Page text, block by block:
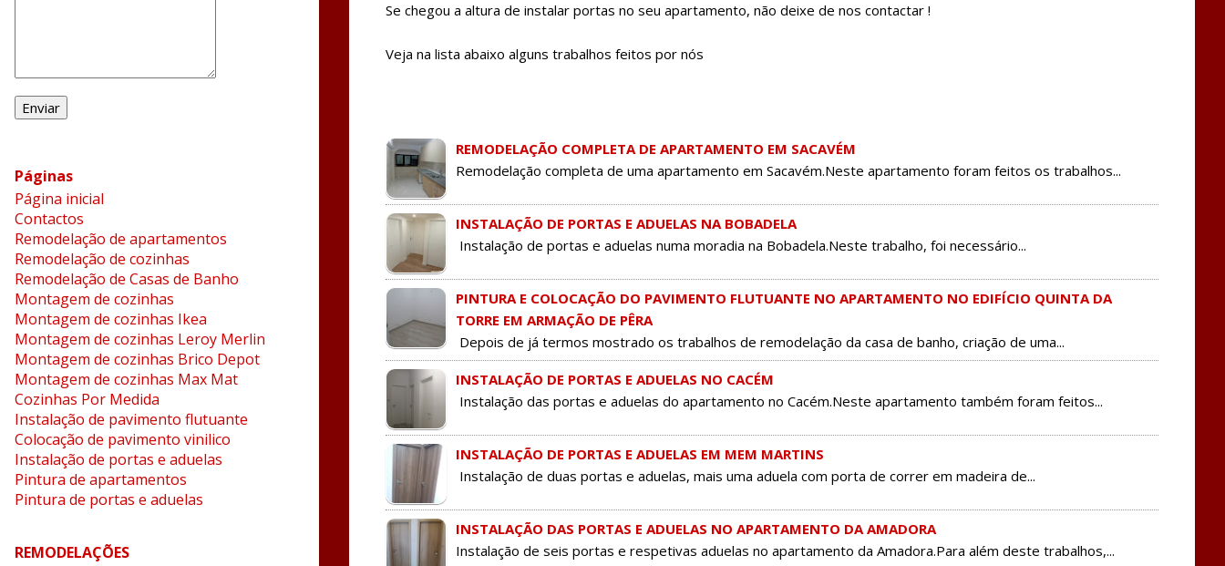
Se chegou a altura de instalar portas no seu apartamento, não deixe de nos contactar !
Veja na lista abaixo alguns trabalhos feitos por nós
REMODELAÇÃO COMPLETA DE APARTAMENTO EM SACAVÉM
Remodelação completa de uma apartamento em Sacavém.Neste apartamento foram feitos os trabalhos...
INSTALAÇÃO DE PORTAS E ADUELAS NA BOBADELA
Instalação de portas e aduelas numa moradia na Bobadela.Neste trabalho, foi necessário...
PINTURA E COLOCAÇÃO DO PAVIMENTO FLUTUANTE NO APARTAMENTO NO EDIFÍCIO QUINTA DA
TORRE EM ARMAÇÃO DE PÊRA
Depois de já termos mostrado os trabalhos de remodelação da casa de banho, criação de uma...
INSTALAÇÃO DE PORTAS E ADUELAS NO CACÉM
Instalação das portas e aduelas do apartamento no Cacém.Neste apartamento também foram feitos...
INSTALAÇÃO DE PORTAS E ADUELAS EM MEM MARTINS
Instalação de duas portas e aduelas, mais uma aduela com porta de correr em madeira de...
INSTALAÇÃO DAS PORTAS E ADUELAS NO APARTAMENTO DA AMADORA
Instalação de seis portas e respetivas aduelas no apartamento da Amadora.Para além deste trabalhos,...
Páginas
Página inicial
Contactos
Remodelação de apartamentos
Remodelação de cozinhas
Remodelação de Casas de Banho
Montagem de cozinhas
Montagem de cozinhas Ikea
Montagem de cozinhas Leroy Merlin
Montagem de cozinhas Brico Depot
Montagem de cozinhas Max Mat
Cozinhas Por Medida
Instalação de pavimento flutuante
Colocação de pavimento vinilico
Instalação de portas e aduelas
Pintura de apartamentos
Pintura de portas e aduelas
REMODELAÇÕES